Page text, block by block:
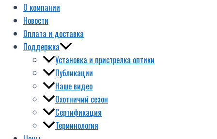
О компании
Новости
Оплата и доставка
Поддержка
Установка и пристрелка оптики
Публикации
Наше видео
Охотничий сезон
Сертификация
Терминология